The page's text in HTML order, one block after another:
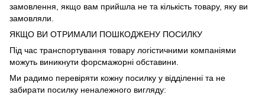
замовлення, якщо вам прийшла не та кількість товару, яку ви
замовляли.
ЯКЩО ВИ ОТРИМАЛИ ПОШКОДЖЕНУ ПОСИЛКУ
Під час транспортування товару логістичними компаніями
можуть виникнути форсмажорні обставини.
Ми радимо перевіряти кожну посилку у відділенні та не
забирати посилку неналежного вигляду: